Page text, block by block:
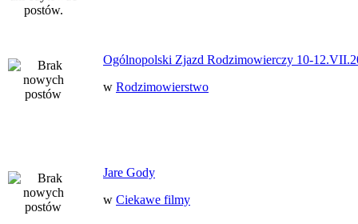
Ogólnopolski Zjazd Rodzimowierczy 10-
w Rodzimowierstwo
Jare Gody
w Ciekawe filmy